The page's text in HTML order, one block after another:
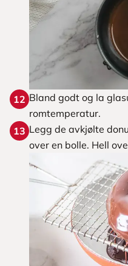
12 Bland godt og la
romtemperatur.
13 Legg de avkjølte
over en bolle. Hell